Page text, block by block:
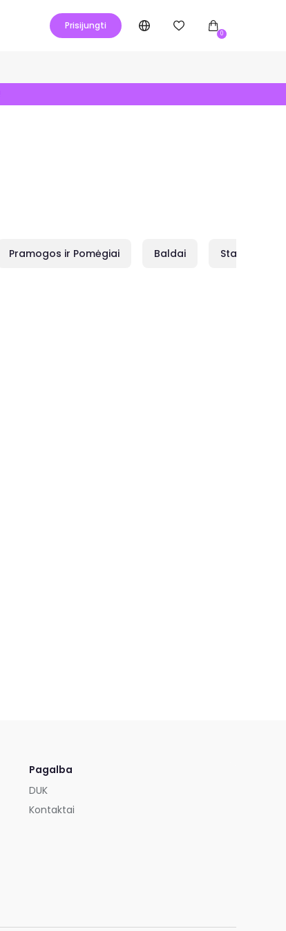
Prisijungti
0
Pramogos ir Pomėgiai Baldai Statybai
Pagalba
DUK
Kontaktai